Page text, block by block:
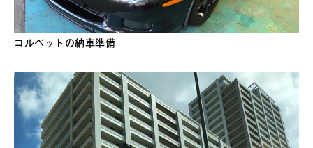
コルベットの納車準備